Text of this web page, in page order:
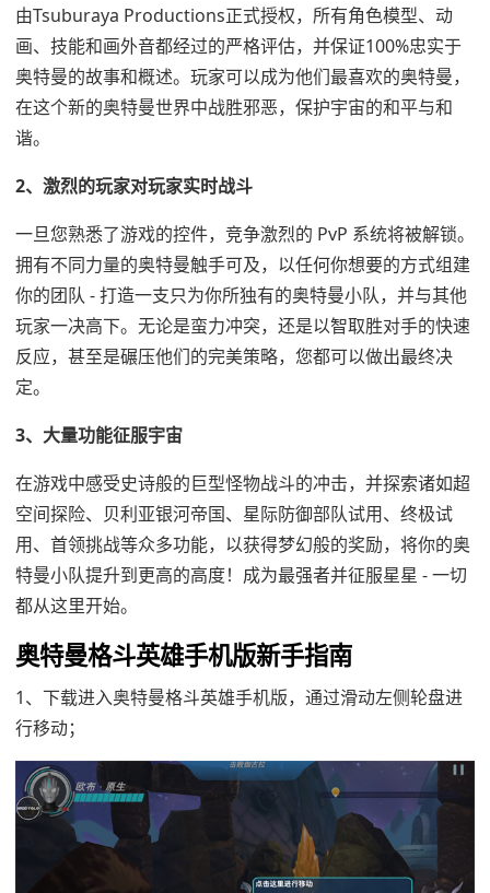
由Tsuburaya Productions正式授权，所有角色模型、动
画、技能和画外音都经过的严格评估，并保证100%忠实于
奥特曼的故事和概述。玩家可以成为他们最喜欢的奥特曼，
在这个新的奥特曼世界中战胜邪恶，保护宇宙的和平与和
谐。
2、激烈的玩家对玩家实时战斗
一旦您熟悉了游戏的控件，竞争激烈的 PvP 系统将被解锁。
拥有不同力量的奥特曼触手可及，以任何你想要的方式组建
你的团队 - 打造一支只为你所独有的奥特曼小队，并与其他
玩家一决高下。无论是蛮力冲突，还是以智取胜对手的快速
反应，甚至是碾压他们的完美策略，您都可以做出最终决
定。
3、大量功能征服宇宙
在游戏中感受史诗般的巨型怪物战斗的冲击，并探索诸如超
空间探险、贝利亚银河帝国、星际防御部队试用、终极试
用、首领挑战等众多功能，以获得梦幻般的奖励，将你的奥
特曼小队提升到更高的高度！成为最强者并征服星星 - 一切
都从这里开始。
奥特曼格斗英雄手机版新手指南
1、下载进入奥特曼格斗英雄手机版，通过滑动左侧轮盘进
行移动；